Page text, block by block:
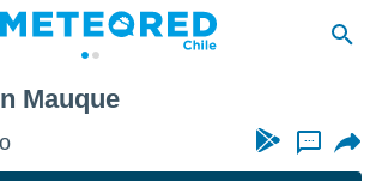
Mauque
...